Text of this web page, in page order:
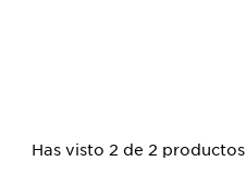
Has visto 2 de 2 productos